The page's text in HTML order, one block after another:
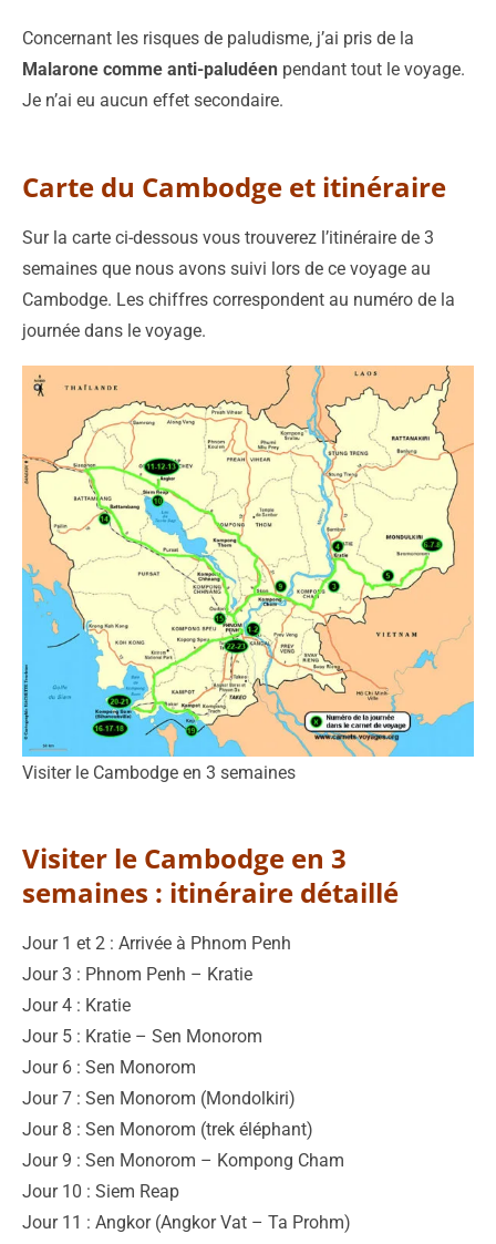
Concernant les risques de paludisme, j’ai pris de la
Malarone comme anti-paludéen pendant tout le voyage.
Je n’ai eu aucun effet secondaire.
Carte du Cambodge et itinéraire
Sur la carte ci-dessous vous trouverez l’itinéraire de 3
semaines que nous avons suivi lors de ce voyage au
Cambodge. Les chiffres correspondent au numéro de la
journée dans le voyage.
Visiter le Cambodge en 3 semaines
Visiter le Cambodge en 3
semaines : itinéraire détaillé
Jour 1 et 2 : Arrivée à Phnom Penh
Jour 3 : Phnom Penh – Kratie
Jour 4 : Kratie
Jour 5 : Kratie – Sen Monorom
Jour 6 : Sen Monorom
Jour 7 : Sen Monorom (Mondolkiri)
Jour 8 : Sen Monorom (trek éléphant)
Jour 9 : Sen Monorom – Kompong Cham
Jour 10 : Siem Reap
Jour 11 : Angkor (Angkor Vat – Ta Prohm)